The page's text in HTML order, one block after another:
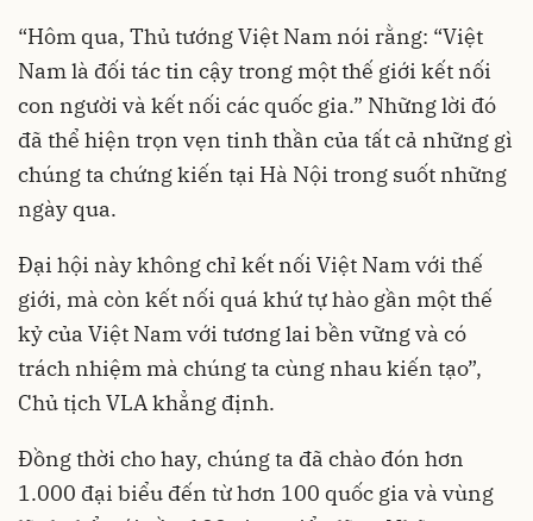
“Hôm qua, Thủ tướng Việt Nam nói rằng: “Việt
Nam là đối tác tin cậy trong một thế giới kết nối
con người và kết nối các quốc gia.” Những lời đó
đã thể hiện trọn vẹn tinh thần của tất cả những gì
chúng ta chứng kiến tại Hà Nội trong suốt những
ngày qua.
Đại hội này không chỉ kết nối Việt Nam với thế
giới, mà còn kết nối quá khứ tự hào gần một thế
kỷ của Việt Nam với tương lai bền vững và có
trách nhiệm mà chúng ta cùng nhau kiến tạo”,
Chủ tịch VLA khẳng định.
Đồng thời cho hay, chúng ta đã chào đón hơn
1.000 đại biểu đến từ hơn 100 quốc gia và vùng